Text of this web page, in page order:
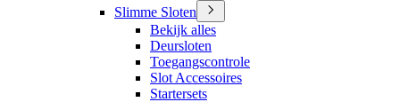
Slimme Sloten
Bekijk alles
Deursloten
Toegangscontrole
Slot Accessoires
Startersets